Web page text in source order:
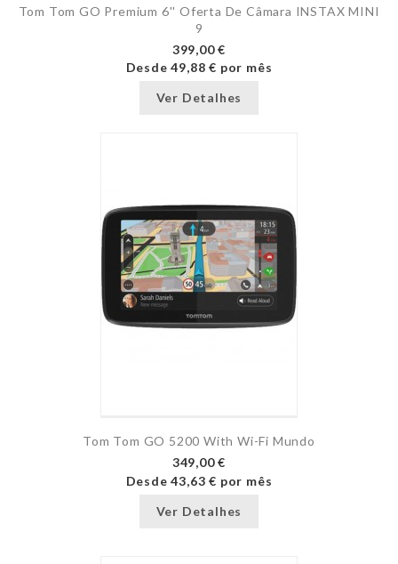
Tom Tom GO Premium 6'' Oferta De Câmara INSTAX MINI
9
399,00 €
Desde49,88 € por mês
Ver Detalhes
Tom Tom GO 5200 With Wi-Fi Mundo
349,00 €
Desde43,63 € por mês
Ver Detalhes